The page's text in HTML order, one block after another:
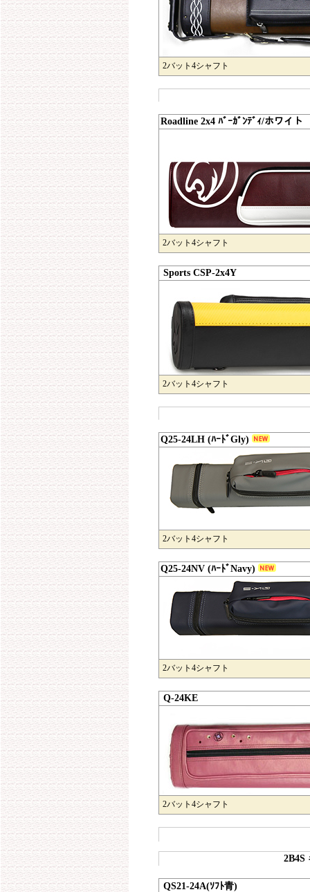
2バット4シャフト
Roadline 2x4 ﾊﾞｰｶﾞﾝﾃﾞｨ/ホワイト
2バット4シャフト
Sports CSP-2x4Y
2バット4シャフト
Q25-24LH (ﾊｰﾄﾞGly)
2バット4シャフト
Q25-24NV (ﾊｰﾄﾞNavy)
2バット4シャフト
Q-24KE
2バット4シャフト
2B4S
QS21-24A(ｿﾌﾄ青)